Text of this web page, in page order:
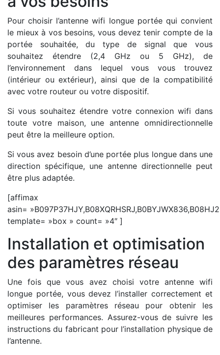
Pour choisir l’antenne wifi longue portée qui convient
le mieux à vos besoins, vous devez tenir compte de la
portée souhaitée, du type de signal que vous
souhaitez étendre (2,4 GHz ou 5 GHz), de
l’environnement dans lequel vous vous trouvez
(intérieur ou extérieur), ainsi que de la compatibilité
avec votre routeur ou votre dispositif.
Si vous souhaitez étendre votre connexion wifi dans
toute votre maison, une antenne omnidirectionnelle
peut être la meilleure option.
Si vous avez besoin d’une portée plus longue dans une
direction spécifique, une antenne directionnelle peut
être plus adaptée.
[affimax
asin=
template= »box » count= »4″ ]
Installation et optimisation
des paramètres réseau
Une fois que vous avez choisi votre antenne wifi
longue portée, vous devez l’installer correctement et
optimiser les paramètres réseau pour obtenir les
meilleures performances. Assurez-vous de suivre les
instructions du fabricant pour l’installation physique de
l’antenne.